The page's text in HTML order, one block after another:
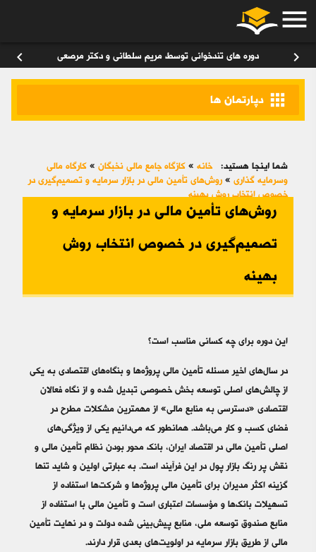
menu
chevron_right دوره های تندخوانی توسط مریم سلطانی و دکتر مرصعی chevron_left
apps دپارتمان ها
شما اینجا هستید: خانه » کازگاه جامع مالی نخبگان » کارگاه مالی
وسرمایه گذاری »روش‌های تأمین مالی در بازار سرمایه و تصمیم‌گیری در
خصوص انتخاب روش بهینه
روش‌های تأمین مالی در بازار سرمایه و
تصمیم‌گیری در خصوص انتخاب روش
بهینه
این دوره برای چه کسانی مناسب است؟
در سال­‌های اخیر مسئله تأمین مالی پروژه‌ها و بنگاه‌­های اقتصادی به یکی
از چالش­‌های اصلی توسعه بخش خصوصی تبدیل شده و از نگاه فعالان
اقتصادی «دسترسی به منابع مالی» از مهمترین مشکلات مطرح در
فضای کسب و کار می‌­باشد. همانطور که می‌­دانیم یکی از ویژگی‌­های
اصلی تأمین مالی در اقتصاد ایران، بانک محور بودن نظام تأمین مالی و
نقش پر رنگ بازار پول در این فرآیند است. به عبارتی اولین و شاید تنها
گزینه‌ اکثر مدیران برای تأمین مالی پروژه‌­ها و شرکت‌­ها استفاده از
تسهیلات بانک‌­ها و مؤسسات اعتباری است و تأمین مالی با استفاده از
منابع صندوق توسعه ملی، منابع پیش‌­بینی شده دولت و در نهایت تأمین
مالی از طریق بازار سرمایه در اولویت­‌های بعدی قرار دارند.